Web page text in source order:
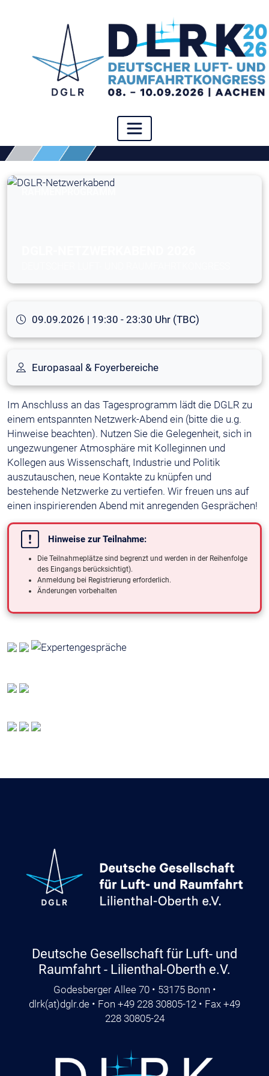
09.09.2026 | 19:30 - 23:30 Uhr (TBC)
Europasaal & Foyerbereiche
Im Anschluss an das Tagesprogramm lädt die DGLR zu
einem entspannten Netzwerk-Abend ein (bitte die u.g.
Hinweise beachten). Nutzen Sie die Gelegenheit, sich in
ungezwungener Atmosphäre mit Kolleginnen und
Kollegen aus Wissenschaft, Industrie und Politik
auszutauschen, neue Kontakte zu knüpfen und
bestehende Netzwerke zu vertiefen. Wir freuen uns auf
einen inspirierenden Abend mit anregenden Gesprächen!
Hinweise zur Teilnahme:
Die Teilnahmeplätze sind begrenzt und werden in der Reihenfolge
des Eingangs berücksichtigt).
Anmeldung bei Registrierung erforderlich.
Änderungen vorbehalten
Deutsche Gesellschaft für Luft- und
Raumfahrt - Lilienthal-Oberth e.V.
Godesberger Allee 70 • 53175 Bonn •
dlrk(at)dglr.de • Fon +49 228 30805-12 • Fax +49
228 30805-24